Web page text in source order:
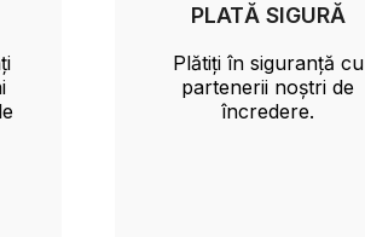
PLATĂ SIGURĂ
Plătiți în siguranță cu
partenerii noștri de
încredere.